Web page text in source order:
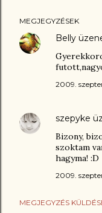
MEGJEGYZÉSEK
Belly
2009.
szepyke
Bizony,
szoktam
hagyma! :D
2009.
MEGJEGYZÉS